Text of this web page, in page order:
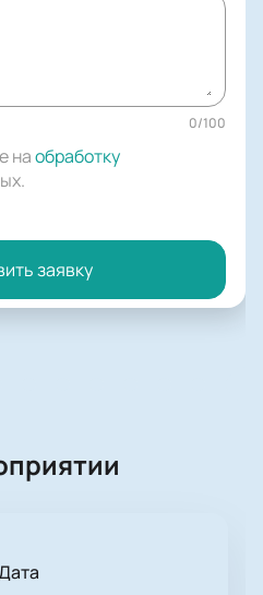
0/100
наобработку
.
заявку